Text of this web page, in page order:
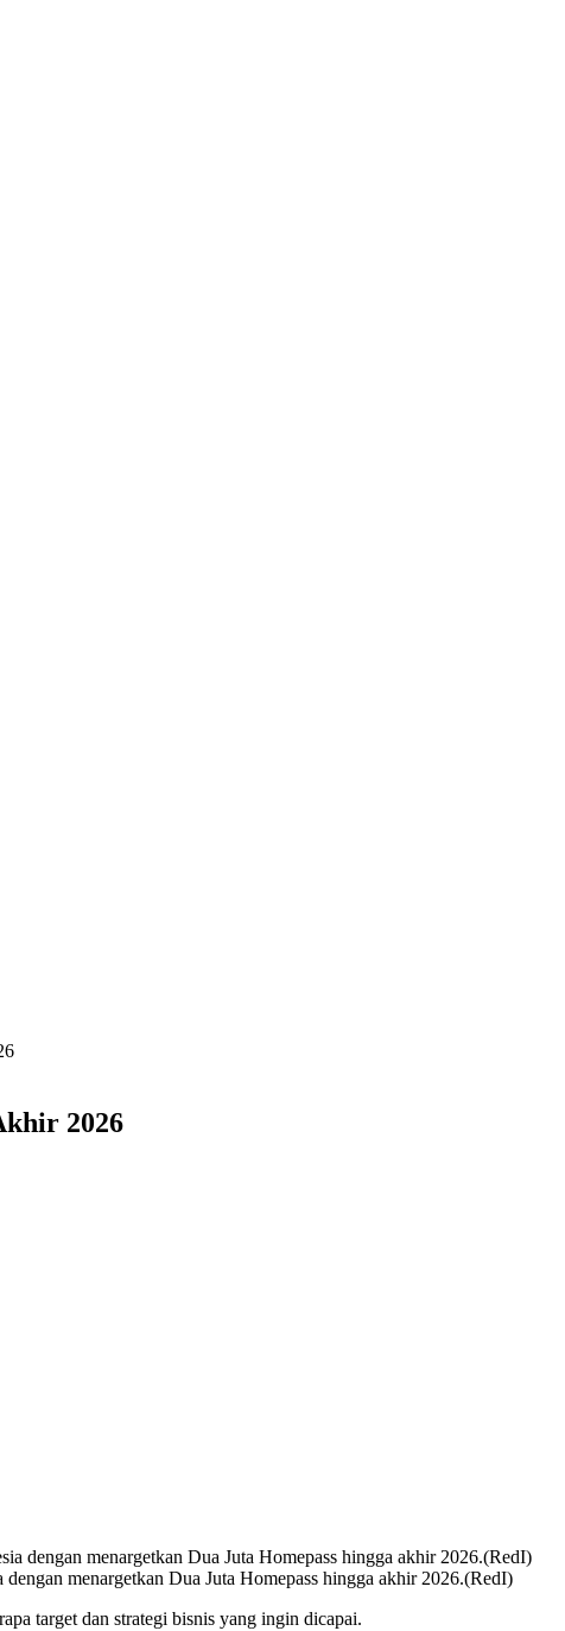
2026
menargetkan Dua Juta Homepass hingga akhir 2026.(RedI)
target dan strategi bisnis yang ingin dicapai.